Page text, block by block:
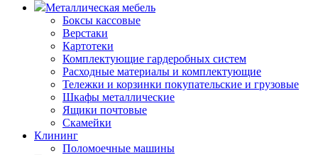
Металлическая мебель
Боксы кассовые
Верстаки
Картотеки
Комплектующие гардеробных систем
Расходные материалы и комплектующие
Тележки и корзинки покупательские и грузовые
Шкафы металлические
Ящики почтовые
Скамейки
Клининг
Поломоечные машины